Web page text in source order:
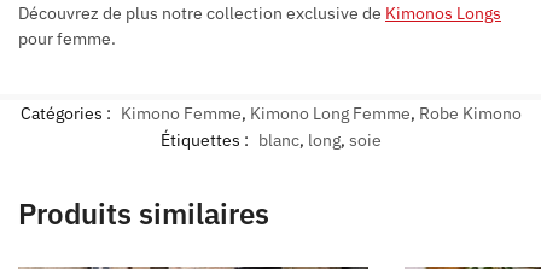
Découvrez de plus notre collection exclusive de Kimonos Longs
pour femme.
Catégories : Kimono Femme, Kimono Long Femme, Robe Kimono
Étiquettes : blanc, long, soie
Produits similaires